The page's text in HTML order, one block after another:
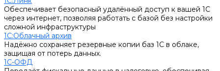
Обеспечивает безопасный удалённый доступ к вашей 1С
через интернет, позволяя работать с базой без настройки
сложной инфраструктуры
1С:Облачный архив
Надёжно сохраняет резервные копии баз 1С в облаке,
защищая от потерь данных.
1С-ОФД